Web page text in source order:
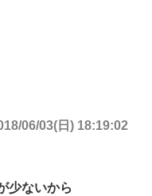
06/03(日) 18:19:02
少ないから